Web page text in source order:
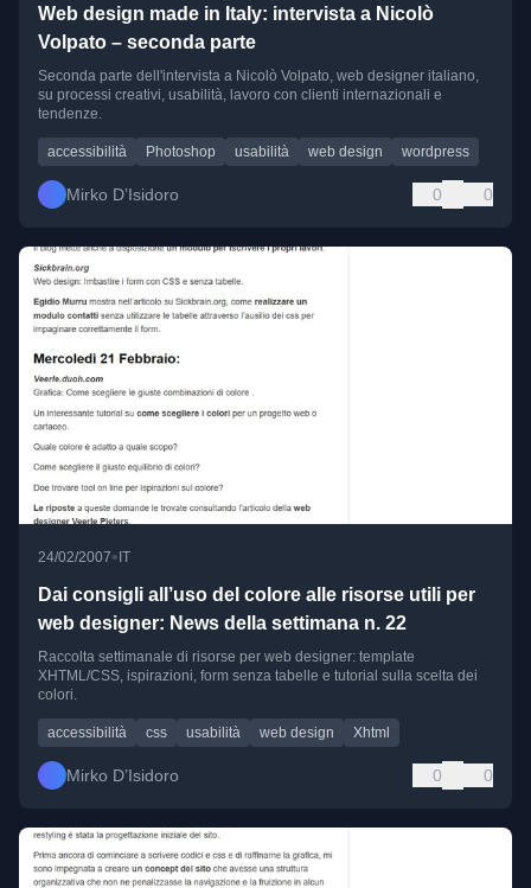
Web design made in Italy: intervista a Nicolò
Volpato – seconda parte
Seconda parte dell'intervista a Nicolò Volpato, web designer italiano,
su processi creativi, usabilità, lavoro con clienti internazionali e
tendenze.
accessibilità Photoshop usabilità web design wordpress
Mirko D’Isidoro 0 0
24/02/2007• IT
Dai consigli all’uso del colore alle risorse utili per
web designer: News della settimana n. 22
Raccolta settimanale di risorse per web designer: template
XHTML/CSS, ispirazioni, form senza tabelle e tutorial sulla scelta dei
colori.
accessibilità css usabilità web design Xhtml
Mirko D’Isidoro 0 0